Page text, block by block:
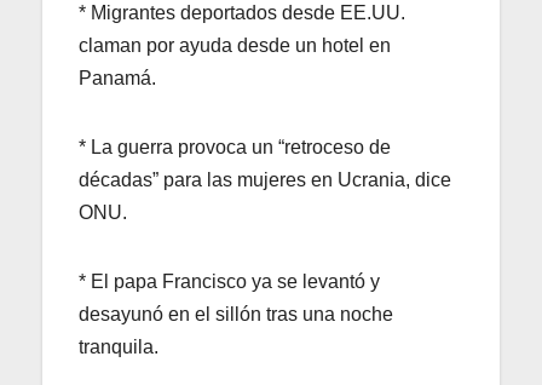
* Migrantes deportados desde EE.UU.
claman por ayuda desde un hotel en
Panamá.
* La guerra provoca un “retroceso de
décadas” para las mujeres en Ucrania, dice
ONU.
* El papa Francisco ya se levantó y
desayunó en el sillón tras una noche
tranquila.